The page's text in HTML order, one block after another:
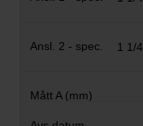
1 1/4